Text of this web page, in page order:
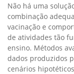
Não há uma
combinação
vacinação e
de atividades tão
ensino. Métodos
dados produzidos
cenários